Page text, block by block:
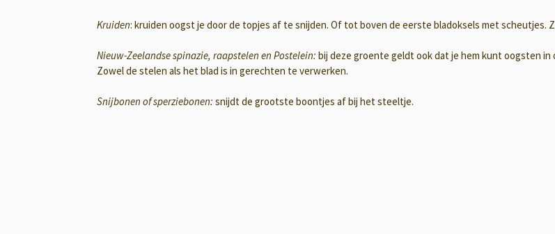
Kruiden: kruiden oogst je door de topjes af te snijden. Of tot boven de eerste bladoksels met scheutjes.
Nieuw-Zeelandse spinazie, raapstelen en Postelein: bij deze groente geldt ook dat je hem kunt oogsten
Zowel de stelen als het blad is in gerechten te verwerken.
Snijbonen of sperziebonen: snijdt de grootste boontjes af bij het steeltje.